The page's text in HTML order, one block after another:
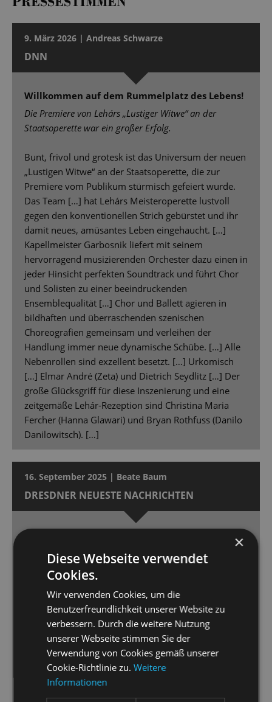
9. März 2026 | Andreas Schwarze
DNN
Willkommen auf dem Rummelplatz des Lebens!
Die Premiere von Lehárs „Lustiger Witwe“ an der
Staatsoperette war ein großer Erfolg.
Bunt, frivol und grotesk ist das Universum der neuen
„Lustigen Witwe“ an der Staatsoperette, die zur
Premiere vom Publikum stürmisch gefeiert wurde.
Das Team […] hat Lehárs Meisteroperette lustvoll
gegen den konventionellen Strich gebürstet und ihr
damit neues, amüsantes Leben eingehaucht. […]
Kapellmeister Garbosnik liefert mit seinem
hervorragend musizierenden Orchester dazu einen in
jeder Hinsicht perfekten Soundtrack und führt Chor
und Solisten zu einer beeindruckenden
Ensemblequalität […] Chor und Ballett agieren in
bildhaften und überraschenden szenischen
Choreografien gemeinsam und verleihen der
Handlung immer neue dynamische Schübe. […] Alle
Nebenrollen sind exzellent besetzt. […] Urkomisch
[…] Elmar André (Zeta) und Dietrich Seydlitz […] Der
große Glücksgriff für diese Inszenierung und eine
zeitgemäße Lehár-Rezeption sind Christina Maria
Fercher (Hanna Glawari) und Bryan Rothfuss (Danilo
Danilowitsch). […]
16. September 2025 | Beate Baum
DRESDNER NEUESTE NACHRICHTEN
Die „Kinostar“-Inszenierung der Staatsoperette
Dresden feierte Premiere.
[…] das ist sehens- und vor allem hörenswert. […]
Perfekt choreografiert und musikalisch in Szene
gesetzt, kann man sich mit „Kinostar“ [...] 90 Minuten
lang unterhalten lassen. […] Dimitra Kalaitzi macht
ihre Sache großartig. […] Ihr Gegenpart, Gero
Wendorff als Axel Swift, ist ein überzeugender
Hallodri, der ebenfalls gesanglich überzeugt […] Ein
wirklicher Pluspunkt der Inszenierung ist jedoch die
×
Diese Webseite verwendet
Cookies.
Wir verwenden Cookies, um die
Benutzerfreundlichkeit unserer Website zu
verbessern. Durch die weitere Nutzung
unserer Webseite stimmen Sie der
Verwendung von Cookies gemäß unserer
Cookie-Richtlinie zu.Weitere
Informationen